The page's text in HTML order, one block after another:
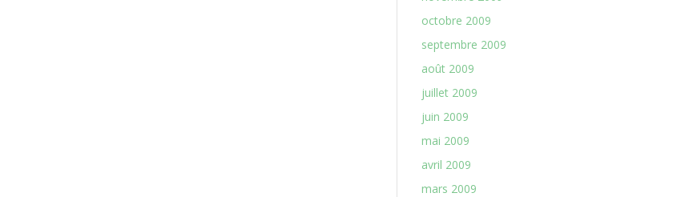
octobre 2009
septembre 2009
août 2009
juillet 2009
juin 2009
mai 2009
avril 2009
mars 2009